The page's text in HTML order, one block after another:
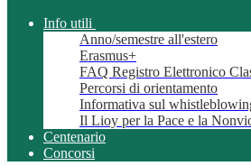
Info utili
Anno/semestre all'estero
Erasmus+
FAQ Registro Elettronico
Percorsi di orientamento
Informativa sul
Il Lioy per la Pace e la
Centenario
Concorsi